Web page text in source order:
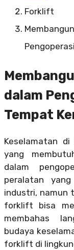
Forklift
dalam
Tempat
Keselamatan
yang
dalam
peralatan
industri, namun
forklift bisa
membahas
budaya
forklift di